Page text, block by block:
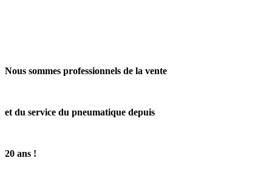
Nous sommes professionnels de la vente
et du service du pneumatique depuis
20 ans !